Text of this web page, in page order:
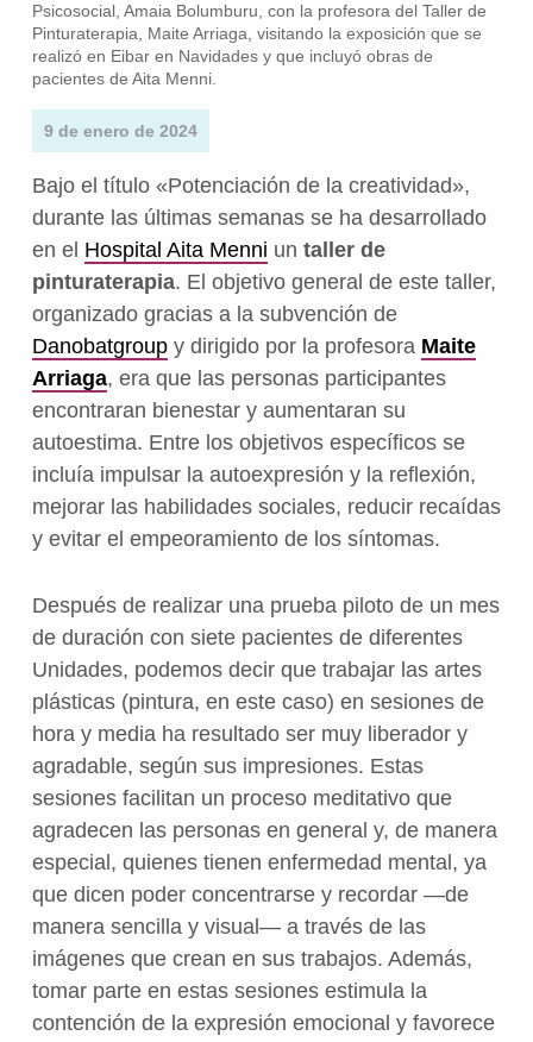
Psicosocial, Amaia Bolumburu, con la profesora del Taller de
Pinturaterapia, Maite Arriaga, visitando la exposición que se
realizó en Eibar en Navidades y que incluyó obras de
pacientes de Aita Menni.
9 de enero de 2024
Bajo el título «Potenciación de la creatividad»,
durante las últimas semanas se ha desarrollado
en el Hospital Aita Menni un taller de
pinturaterapia. El objetivo general de este taller,
organizado gracias a la subvención de
Danobatgroupy dirigido por la profesora Maite
Arriaga, era que las personas participantes
encontraran bienestar y aumentaran su
autoestima. Entre los objetivos específicos se
incluía impulsar la autoexpresión y la reflexión,
mejorar las habilidades sociales, reducir recaídas
y evitar el empeoramiento de los síntomas.
Después de realizar una prueba piloto de un mes
de duración con siete pacientes de diferentes
Unidades, podemos decir que trabajar las artes
plásticas (pintura, en este caso) en sesiones de
hora y media ha resultado ser muy liberador y
agradable, según sus impresiones. Estas
sesiones facilitan un proceso meditativo que
agradecen las personas en general y, de manera
especial, quienes tienen enfermedad mental, ya
que dicen poder concentrarse y recordar —de
manera sencilla y visual— a través de las
imágenes que crean en sus trabajos. Además,
tomar parte en estas sesiones estimula la
contención de la expresión emocional y favorece